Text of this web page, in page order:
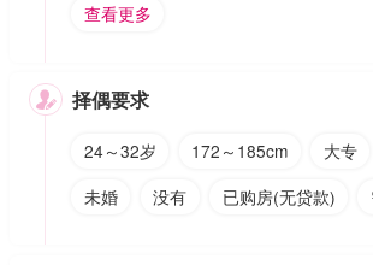
查看更多
 择偶要求
24～32岁 172～185cm 大专
未婚
没有 已购房(无贷款)